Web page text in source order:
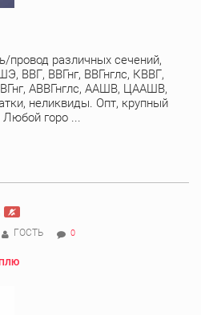
провод различных сечений,
ВВГ, ВВГнг, ВВГнглс, КВВГ,
АВВГнглс, ААШВ, ЦААШВ,
неликвиды. Опт, крупный
горо ...
ГОСТЬ 0